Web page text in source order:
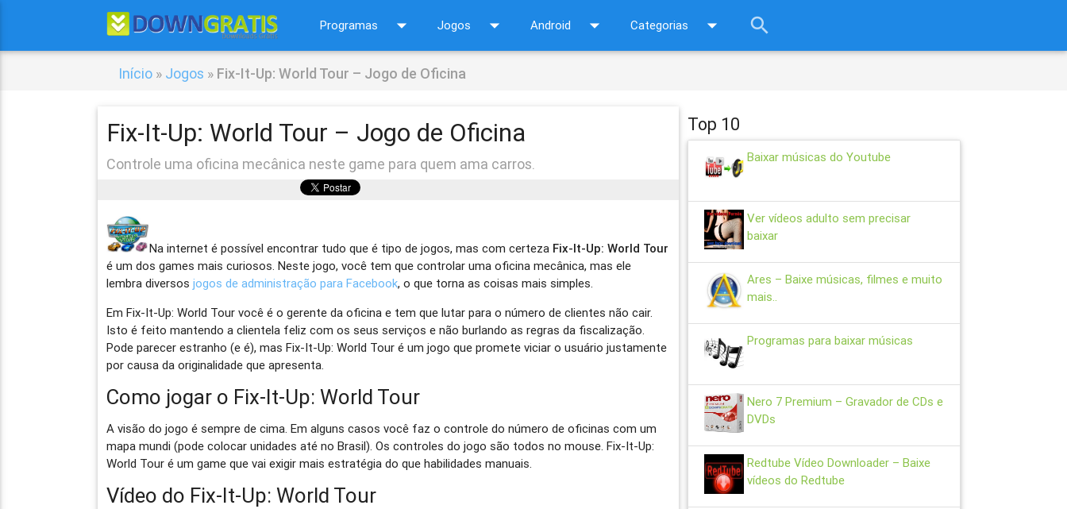
Programas arrow_drop_down Jogos arrow_drop_down Android arrow_drop_down Categorias arrow_drop_down search
Início » Jogos » Fix-It-Up: World Tour – Jogo de Oficina
Fix-It-Up: World Tour – Jogo de Oficina
Controle uma oficina mecânica neste game para quem ama carros.
Na internet é possível encontrar tudo que é tipo de jogos, mas com certeza Fix-It-Up: World Tour
é um dos games mais curiosos. Neste jogo, você tem que controlar uma oficina mecânica, mas ele
lembra diversosjogos de administração para Facebook, o que torna as coisas mais simples.
Em Fix-It-Up: World Tour você é o gerente da oficina e tem que lutar para o número de clientes não cair.
Isto é feito mantendo a clientela feliz com os seus serviços e não burlando as regras da fiscalização.
Pode parecer estranho (e é), mas Fix-It-Up: World Tour é um jogo que promete viciar o usuário justamente
por causa da originalidade que apresenta.
Como jogar o Fix-It-Up: World Tour
A visão do jogo é sempre de cima. Em alguns casos você faz o controle do número de oficinas com um
mapa mundi (pode colocar unidades até no Brasil). Os controles do jogo são todos no mouse. Fix-It-Up:
World Tour é um game que vai exigir mais estratégia do que habilidades manuais.
Vídeo do Fix-It-Up: World Tour
Top 10
Baixar músicas do Youtube
Ver vídeos adulto sem precisar
baixar
Ares – Baixe músicas, filmes e muito
mais..
Programas para baixar músicas
Nero 7 Premium – Gravador de CDs e
DVDs
Redtube Vídeo Downloader – Baixe
vídeos do Redtube